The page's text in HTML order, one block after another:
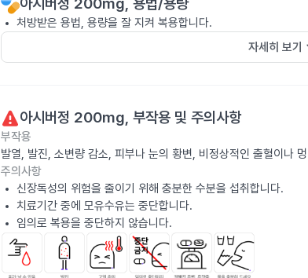
처방받은 용법, 용량을 잘 지켜 복용합니다.
자세히 보기
아시버정 200mg, 부작용 및 주의사항
부작용
발열, 발진, 소변량 감소, 피부나 눈의 황변, 비정상적인 출혈이나
주의사항
신장독성의 위험을 줄이기 위해 충분한 수분을 섭취합니다.
치료기간 중에 모유수유는 중단합니다.
임의로 복용을 중단하지 않습니다.